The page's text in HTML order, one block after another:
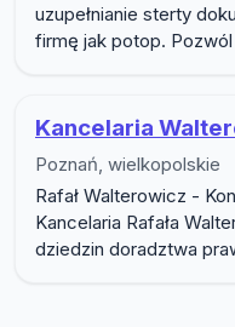
uzupełnianie sterty
firmę jak potop.
Kancelaria
Poznań, wielkopolskie
Rafał Walterowicz -
Kancelaria Rafała
dziedzin doradztwa